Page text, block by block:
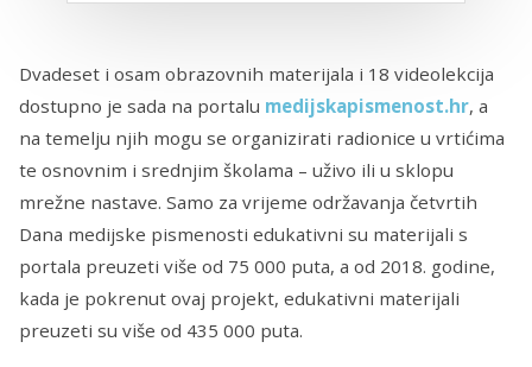
Dvadeset i osam obrazovnih materijala i 18 videolekcija
dostupno je sada na portalu medijskapismenost.hr, a
na temelju njih mogu se organizirati radionice u vrtićima
te osnovnim i srednjim školama – uživo ili u sklopu
mrežne nastave. Samo za vrijeme održavanja četvrtih
Dana medijske pismenosti edukativni su materijali s
portala preuzeti više od 75 000 puta, a od 2018. godine,
kada je pokrenut ovaj projekt, edukativni materijali
preuzeti su više od 435 000 puta.